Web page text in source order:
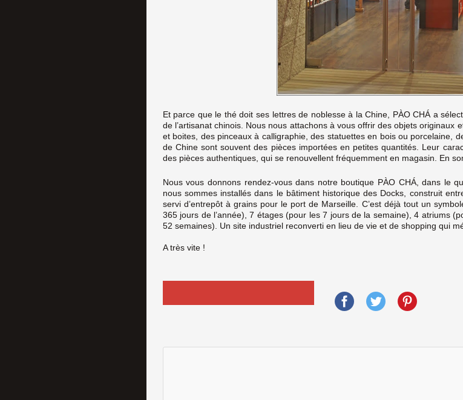
Et parce que le thé doit ses lettres de noblesse à la Chine, PÀO CHÁ a
de l’artisanat chinois. Nous nous attachons à vous offrir des objets originaux
et boites, des pinceaux à calligraphie, des statuettes en bois ou porcelaine,
de Chine sont souvent des pièces importées en petites quantités. Leur
des pièces authentiques, qui se renouvellent fréquemment en magasin. En
Nous vous donnons rendez-vous dans notre boutique PÀO CHÁ, dans le
nous sommes installés dans le bâtiment historique des Docks, construit
servi d’entrepôt à grains pour le port de Marseille. C’est déjà tout un
365 jours de l’année), 7 étages (pour les 7 jours de la semaine), 4 atriums
52 semaines). Un site industriel reconverti en lieu de vie et de shopping qui
A très vite !